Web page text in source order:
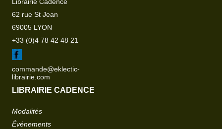
Librairie Cadence
62 rue St Jean
69005 LYON
+33 (0)4 78 42 48 21
commande@eklectic-
librairie.com
LIBRAIRIE CADENCE
Modalités
Événements